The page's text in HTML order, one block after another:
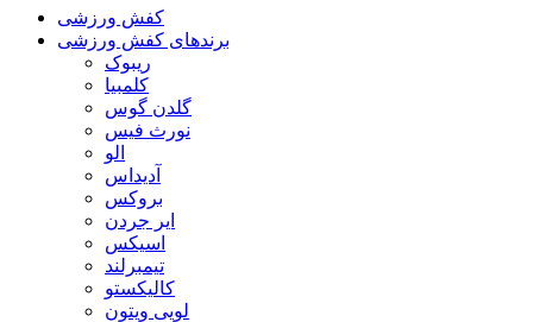
کفش ورزشی
برندهای کفش ورزشی
ریبوک
کلمبیا
گلدن گوس
نورث فیس
الو
آدیداس
بروکس
ایر جردن
اسیکس
تیمبرلند
کالیکستو
لویی ویتون